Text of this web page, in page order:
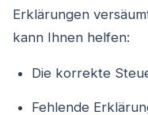
Erklärungen
kann Ihnen helfen:
Die korrekte
Fehlende